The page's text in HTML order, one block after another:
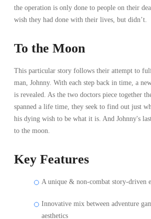
the operation is only done to people on their
wish they had done with their lives, but didn’t.
To the Moon
This particular story follows their attempt to
man, Johnny. With each step back in time, a
is revealed. As the two doctors piece together
spanned a life time, they seek to find out just
his dying wish to be what it is. And Johnny's
to the moon.
Key Features
A unique & non-combat story-driven
Innovative mix between adventure
aesthetics